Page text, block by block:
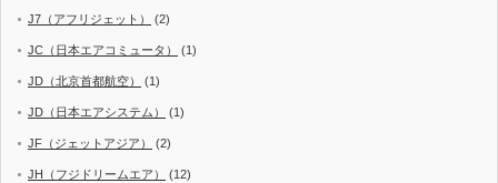
J7（アフリジェット） (2)
JC（日本エアコミュータ） (1)
JD（北京首都航空） (1)
JD（日本エアシステム） (1)
JF（ジェットアジア） (2)
JH（フジドリームエア） (12)